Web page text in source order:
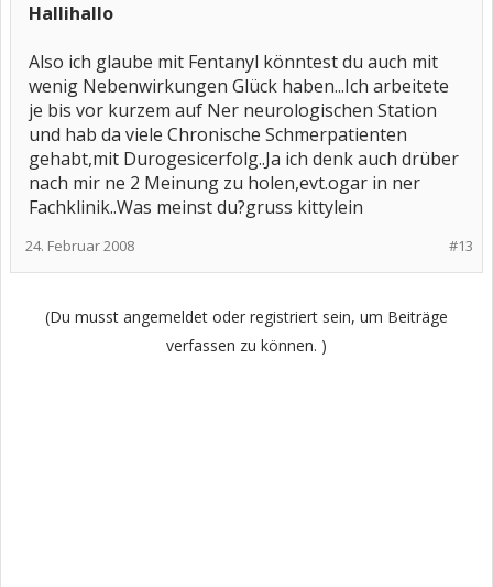
Hallihallo
Also ich glaube mit Fentanyl könntest du auch mit
wenig Nebenwirkungen Glück haben...Ich arbeitete
je bis vor kurzem auf Ner neurologischen Station
und hab da viele Chronische Schmerpatienten
gehabt,mit Durogesicerfolg..Ja ich denk auch drüber
nach mir ne 2 Meinung zu holen,evt.ogar in ner
Fachklinik..Was meinst du?gruss kittylein
#13
24. Februar 2008
(Du musst angemeldet oder registriert sein, um Beiträge
verfassen zu können. )